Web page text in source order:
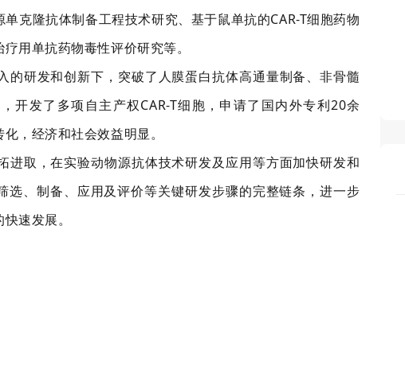
克隆抗体制备工程技术研究、基于鼠单抗的CAR-T细胞药物
用单抗药物毒性评价研究等。
的研发和创新下，突破了人膜蛋白抗体高通量制备、非骨髓
开发了多项自主产权CAR-T细胞，申请了国内外专利20余
，经济和社会效益明显。
进取，在实验动物源抗体技术研发及应用等方面加快研发和
选、制备、应用及评价等关键研发步骤的完整链条，进一步
速发展。